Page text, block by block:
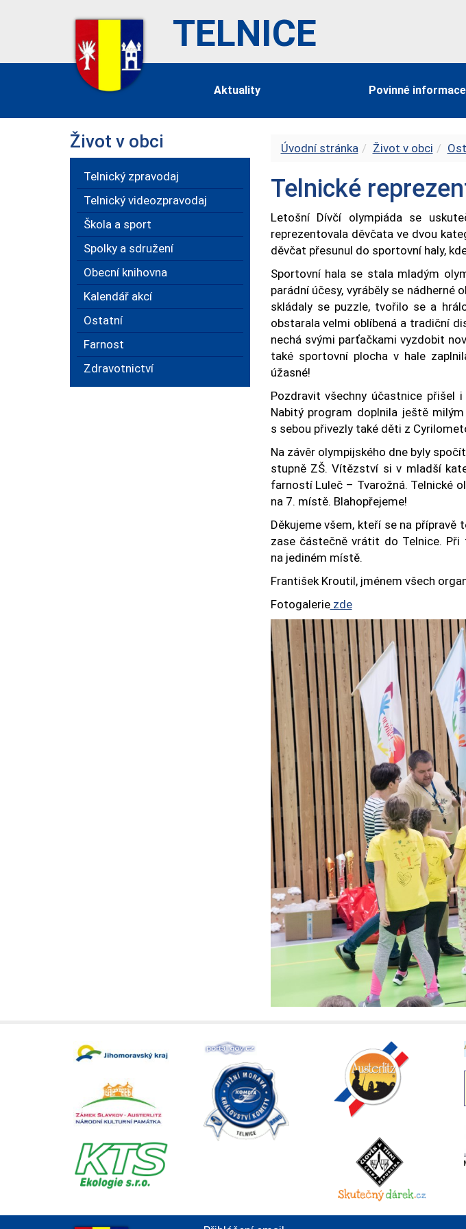
TELNICE
Aktuality Povinné informace
Život v obci
Telnický zpravodaj
Telnický videozpravodaj
Škola a sport
Spolky a sdružení
Obecní knihovna
Kalendář akcí
Ostatní
Farnost
Zdravotnictví
Úvodní stránka Život v obci
Telnické
Letošní Dívčí olympiáda se
reprezentovala děvčata ve dvou
děvčat přesunul do sportovní haly,
Sportovní hala se stala mladým
parádní účesy, vyráběly se
skládaly se puzzle, tvořilo se a
obstarala velmi oblíbená a tradiční
nechá svými parťačkami vyzdobit
také sportovní plocha v hale
úžasné!
Pozdravit všechny účastnice přišel
Nabitý program doplnila ještě
s sebou přivezly také děti z
Na závěr olympijského dne byly
stupně ZŠ. Vítězství si v mladší
farností Luleč – Tvarožná. Telnické
na 7. místě. Blahopřejeme!
Děkujeme všem, kteří se na
zase částečně vrátit do Telnice.
na jediném místě.
František Kroutil, jménem všech
Fotogaleriezde